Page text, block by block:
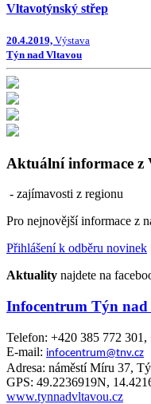
Vltavotýnský střep
20.4.2019, Výstava
Týn nad Vltavou
Aktuální informace z
- zajímavosti z regionu
Pro nejnovější informace z
Přihlášení k odběru novinek
Aktuality najdete na
Infocentrum Týn
Telefon: +420 385 772
E-mail: infocentrum@tnv.cz
Adresa: náměstí Míru 37,
GPS: 49.2236919N,
www.tynnadvltavou.cz